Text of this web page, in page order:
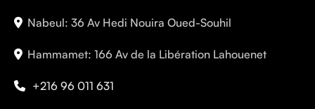
Nabeul: 36 Av Hedi Nouira Oued-Souhil
Hammamet: 166 Av de la Libération Lahouenet
+216 96 011 631